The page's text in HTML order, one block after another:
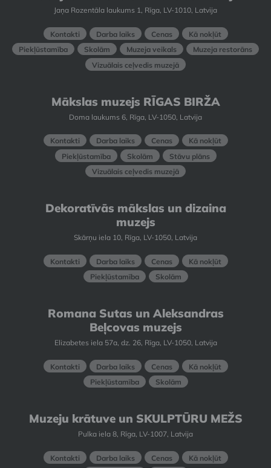
Jaņa Rozentāla laukums 1, Rīga, LV-1010, Latvija
Kontakti Darba laiks Cenas
Kā nokļūt
Piekļūstamība
Skolām Muzeja veikals
Muzeja restorāns
Vizuālais ceļvedis muzejā
Mākslas muzejs RĪGAS BIRŽA
Doma laukums 6, Rīga, LV-1050, Latvija
Kontakti Darba laiks Cenas
Kā nokļūt
Piekļūstamība
Skolām
Stāvu plāns
Vizuālais ceļvedis muzejā
Dekoratīvās mākslas un dizaina
muzejs
Skārņu iela 10, Rīga, LV-1050, Latvija
Kontakti Darba laiks Cenas
Kā nokļūt
Piekļūstamība
Skolām
Romana Sutas un Aleksandras
Beļcovas muzejs
Elizabetes iela 57a, dz. 26, Rīga, LV-1050, Latvija
Kontakti Darba laiks Cenas
Kā nokļūt
Piekļūstamība
Skolām
Muzeju krātuve un SKULPTŪRU MEŽS
Pulka iela 8, Rīga, LV-1007, Latvija
Kontakti Darba laiks Cenas
Kā nokļūt